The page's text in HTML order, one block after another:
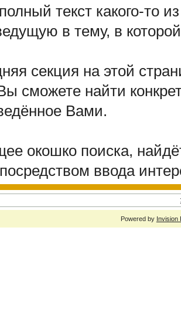
текст какого-то
в тему, в
секция на этой
сможете найти
Вами.
окошко поиска,
ввода
Powered by Invision